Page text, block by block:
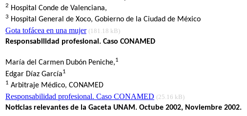
2 Hospital Conde de Valenciana,
3 Hospital General de Xoco, Gobierno de la Ciudad de México
Gota tofácea en una mujer (181.18 kB)
Responsabilidad profesional. Caso CONAMED
María del Carmen Dubón Peniche,1
Edgar Díaz García1
1 Arbitraje Médico, CONAMED
Responsabilidad profesional. Caso CONAMED (25.16 kB)
Noticias relevantes de la Gaceta UNAM. Octube 2002, Noviembre 2002.